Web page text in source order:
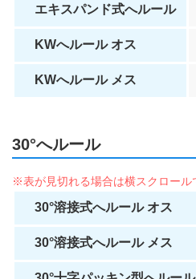
エキスパンド式へルール
KWへルール オス
KWへルール メス
30°へルール
30°溶接式へルール オス
30°溶接式へルール メス